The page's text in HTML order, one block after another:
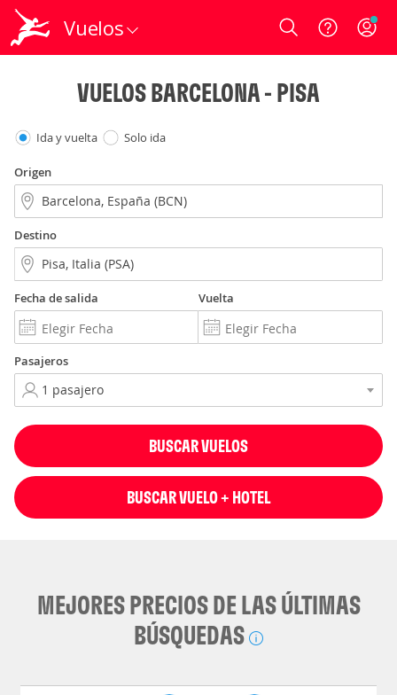
Vuelos Login
VUELOS BARCELONA - PISA
Ida y vuelta Solo ida
Origen
Destino
Fecha de salida Vuelta
Pasajeros
BUSCAR VUELOS
BUSCAR VUELO + HOTEL
MEJORES PRECIOS DE LAS ÚLTIMAS
BÚSQUEDAS